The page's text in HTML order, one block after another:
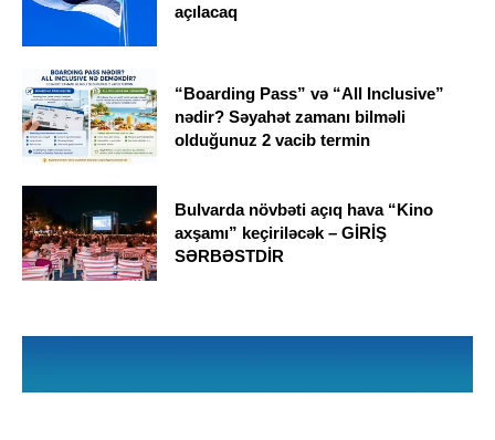
açılacaq
“Boarding Pass” və “All Inclusive”
nədir? Səyahət zamanı bilməli
olduğunuz 2 vacib termin
Bulvarda növbəti açıq hava “Kino
axşamı” keçiriləcək – GİRİŞ
SƏRBƏSTDİR